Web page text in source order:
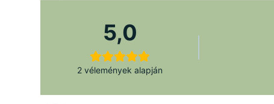
5,0
2 vélemények alapján